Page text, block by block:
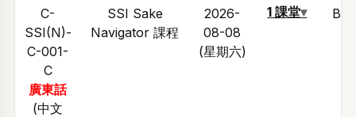
C-
SSI(N)-
C-001-
C
廣東話
(中文
SSI Sake
Navigator 課程
2026-
08-08
(星期六)
1 課堂▾